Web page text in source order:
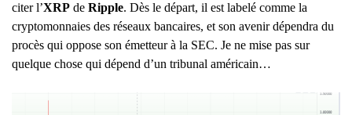
citer l’XRP de Ripple. Dès le départ, il est labelé comme la
cryptomonnaies des réseaux bancaires, et son avenir dépendra du
procès qui oppose son émetteur à la SEC. Je ne mise pas sur
quelque chose qui dépend d’un tribunal américain…